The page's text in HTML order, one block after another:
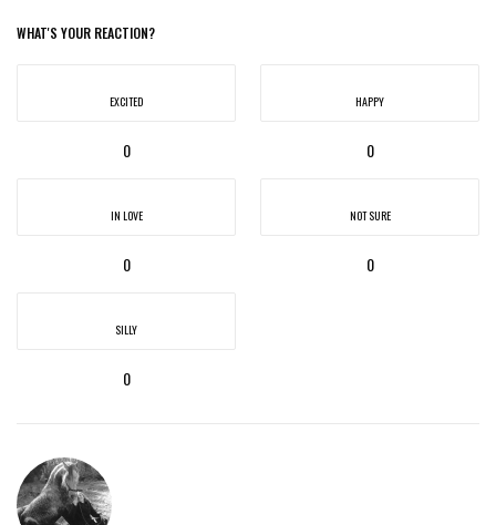
WHAT'S YOUR REACTION?
EXCITED
0
HAPPY
0
IN LOVE
0
NOT SURE
0
SILLY
0